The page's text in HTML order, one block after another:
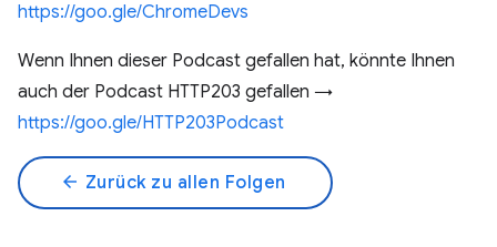
https://goo.gle/ChromeDevs
Wenn Ihnen dieser Podcast gefallen hat, könnte Ihnen
auch der Podcast HTTP203 gefallen →
https://goo.gle/HTTP203Podcast
arrow_back Zurück zu allen Folgen